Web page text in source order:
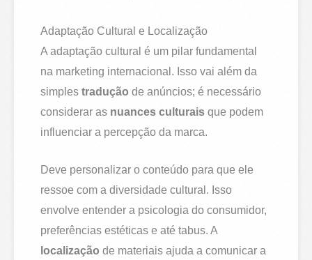
Adaptação Cultural e Localização
A adaptação cultural é um pilar fundamental
na marketing internacional. Isso vai além da
simplestradução de anúncios; é necessário
considerar as nuances culturais que podem
influenciar a percepção da marca.
Deve personalizar o conteúdo para que ele
ressoe com a diversidade cultural. Isso
envolve entender a psicologia do consumidor,
preferências estéticas e até tabus. A
localização de materiais ajuda a comunicar a